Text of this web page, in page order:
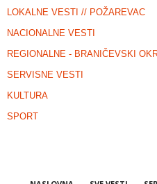
LOKALNE VESTI // POŽAREVAC
NACIONALNE VESTI
REGIONALNE - BRANIČEVSKI
SERVISNE VESTI
KULTURA
SPORT